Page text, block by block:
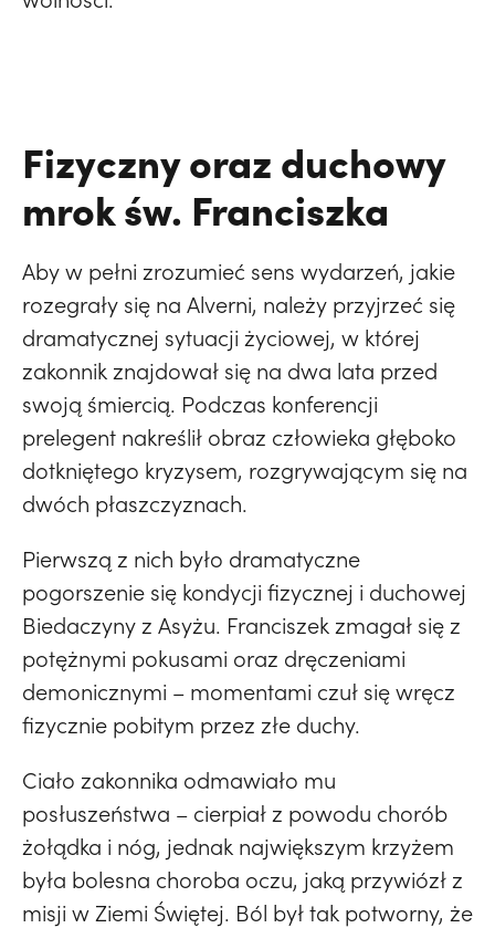
Fizyczny oraz duchowy
mrok św. Franciszka
Aby w pełni zrozumieć sens wydarzeń, jakie
rozegrały się na Alverni, należy przyjrzeć się
dramatycznej sytuacji życiowej, w której
zakonnik znajdował się na dwa lata przed
swoją śmiercią. Podczas konferencji
prelegent nakreślił obraz człowieka głęboko
dotkniętego kryzysem, rozgrywającym się na
dwóch płaszczyznach.
Pierwszą z nich było dramatyczne
pogorszenie się kondycji fizycznej i duchowej
Biedaczyny z Asyżu. Franciszek zmagał się z
potężnymi pokusami oraz dręczeniami
demonicznymi – momentami czuł się wręcz
fizycznie pobitym przez złe duchy.
Ciało zakonnika odmawiało mu
posłuszeństwa – cierpiał z powodu chorób
żołądka i nóg, jednak największym krzyżem
była bolesna choroba oczu, jaką przywiózł z
misji w Ziemi Świętej. Ból był tak potworny, że